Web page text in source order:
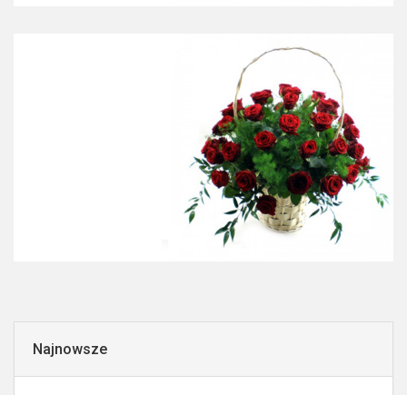
Najnowsze